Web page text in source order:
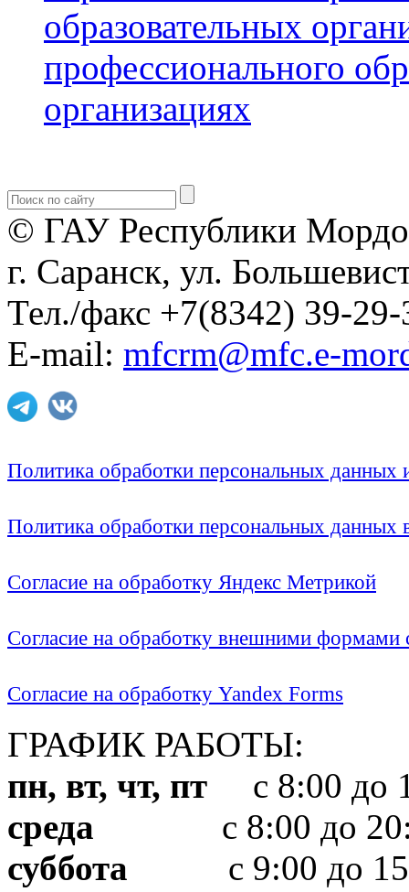
образовательных
профессионального
организациях
© ГАУ Республики
г. Саранск, ул.
Тел./факс +7(8342) 39-29-
E-mail: mfcrm@mfc.e-
Политика обработки персональных
Политика обработки персональных
Согласие на обработку Яндекс Метрикой
Согласие на обработку внешними формами
Согласие на обработку Yandex Forms
ГРАФИК РАБОТЫ:
пн, вт, чт, пт с 8:00 до
среда с 8:00 до
суббота с 9:00 до